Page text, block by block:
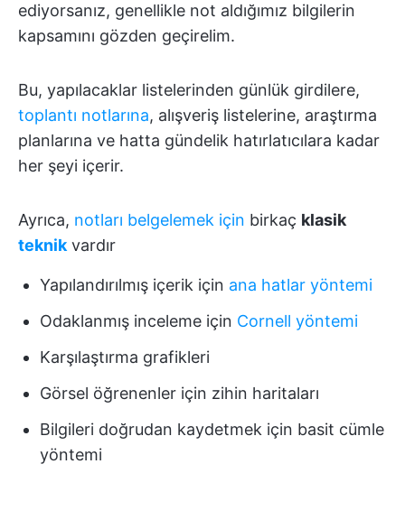
ediyorsanız, genellikle not aldığımız bilgilerin
kapsamını gözden geçirelim.
Bu, yapılacaklar listelerinden günlük girdilere,
toplantı notlarına, alışveriş listelerine, araştırma
planlarına ve hatta gündelik hatırlatıcılara kadar
her şeyi içerir.
Ayrıca, notları belgelemek için birkaç klasik
teknik vardır
Yapılandırılmış içerik için ana hatlar yöntemi
Odaklanmış inceleme için Cornell yöntemi
Karşılaştırma grafikleri
Görsel öğrenenler için zihin haritaları
Bilgileri doğrudan kaydetmek için basit cümle
yöntemi